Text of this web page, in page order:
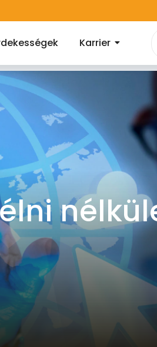
Karrier